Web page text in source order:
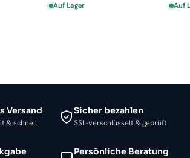
Auf Lager Auf
Versand
& schnell
Sicher bezahlen
SSL-verschlüsselt & geprüft
Persönliche Beratung